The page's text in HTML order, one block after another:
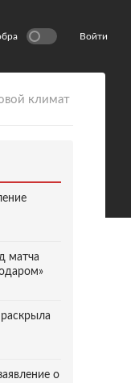
Войти
климат
матча
о